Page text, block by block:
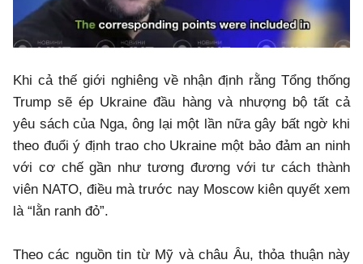
Khi cả thế giới nghiêng về nhận định rằng Tổng thống
Trump sẽ ép Ukraine đầu hàng và nhượng bộ tất cả
yêu sách của Nga, ông lại một lần nữa gây bất ngờ khi
theo đuổi ý định trao cho Ukraine một bảo đảm an ninh
với cơ chế gần như tương đương với tư cách thành
viên NATO, điều mà trước nay Moscow kiên quyết xem
là “lằn ranh đỏ”.
Theo các nguồn tin từ Mỹ và châu Âu, thỏa thuận này